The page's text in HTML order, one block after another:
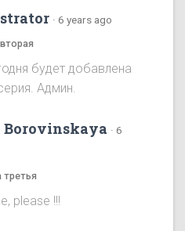
· 6 years ago
будет добавлена
Админ.
· 6
третья
please !!!